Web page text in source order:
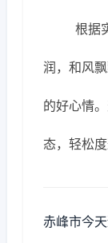
根据
润，和风
的好心情
态，轻松度
赤峰市今